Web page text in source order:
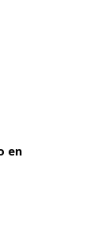
en